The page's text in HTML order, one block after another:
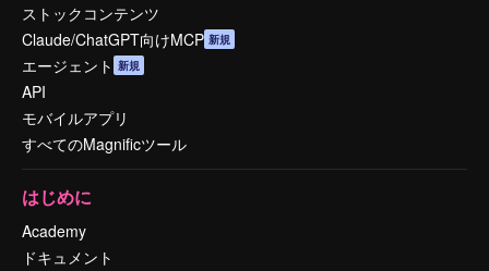
ストックコンテンツ
Claude/ChatGPT向けMCP 新規
エージェント 新規
API
モバイルアプリ
すべてのMagnificツール
はじめに
Academy
ドキュメント